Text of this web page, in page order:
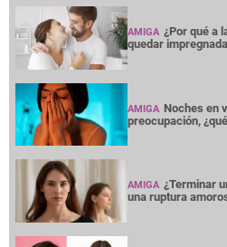
AMIGA ¿Por qué a
quedar
AMIGA Noches en
preocupación,
AMIGA ¿Terminar
una ruptura